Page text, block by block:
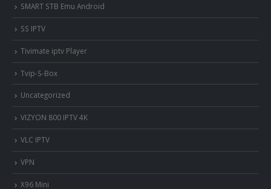
SMART STB Emu Android
SS IPTV
Tivimate iptv Player
Tvip-S-Box
Uncategorized
VIZYON 800 IPTV 4K
VLC IPTV
VPN
X96 Mini